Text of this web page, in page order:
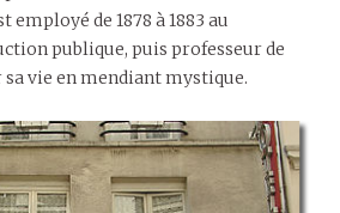
employé de 1878 à 1883 au
publique, puis professeur de
vie en mendiant mystique.